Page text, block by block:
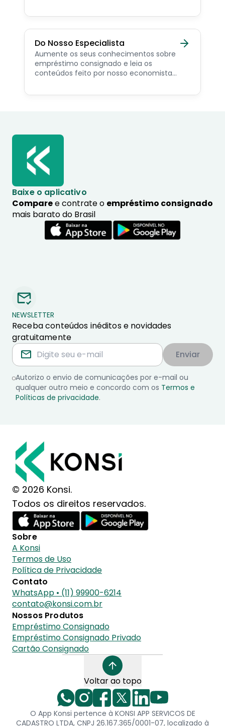
Do Nosso Especialista
Aumente os seus conhecimentos sobre
empréstimo consignado e leia os
conteúdos feito por nosso economista
Baixe o aplicativo
Comparee contrate o empréstimo consignado
mais barato do Brasil
NEWSLETTER
Receba conteúdos inéditos e novidades
gratuitamente
Enviar
Autorizo o envio de comunicações por e-mail ou
qualquer outro meio e concordo com os Termos e
Políticas de privacidade.
© 2026 Konsi.
Todos os direitos reservados.
Sobre
A Konsi
Termos de Uso
Política de Privacidade
Contato
WhatsApp • (11) 99900-6214
contato@konsi.com.br
Nossos Produtos
Empréstimo Consignado
Empréstimo Consignado Privado
Cartão Consignado
Voltar ao topo
O App Konsi pertence à KONSI APP SERVICOS DE
CADASTRO LTDA, CNPJ 26.167.365/0001-07, localizado à